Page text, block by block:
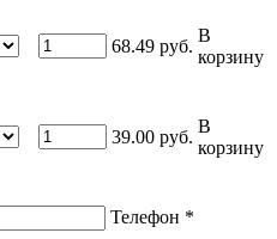
68.49 руб.
В
корзину
39.00 руб.
В
корзину
Телефон *